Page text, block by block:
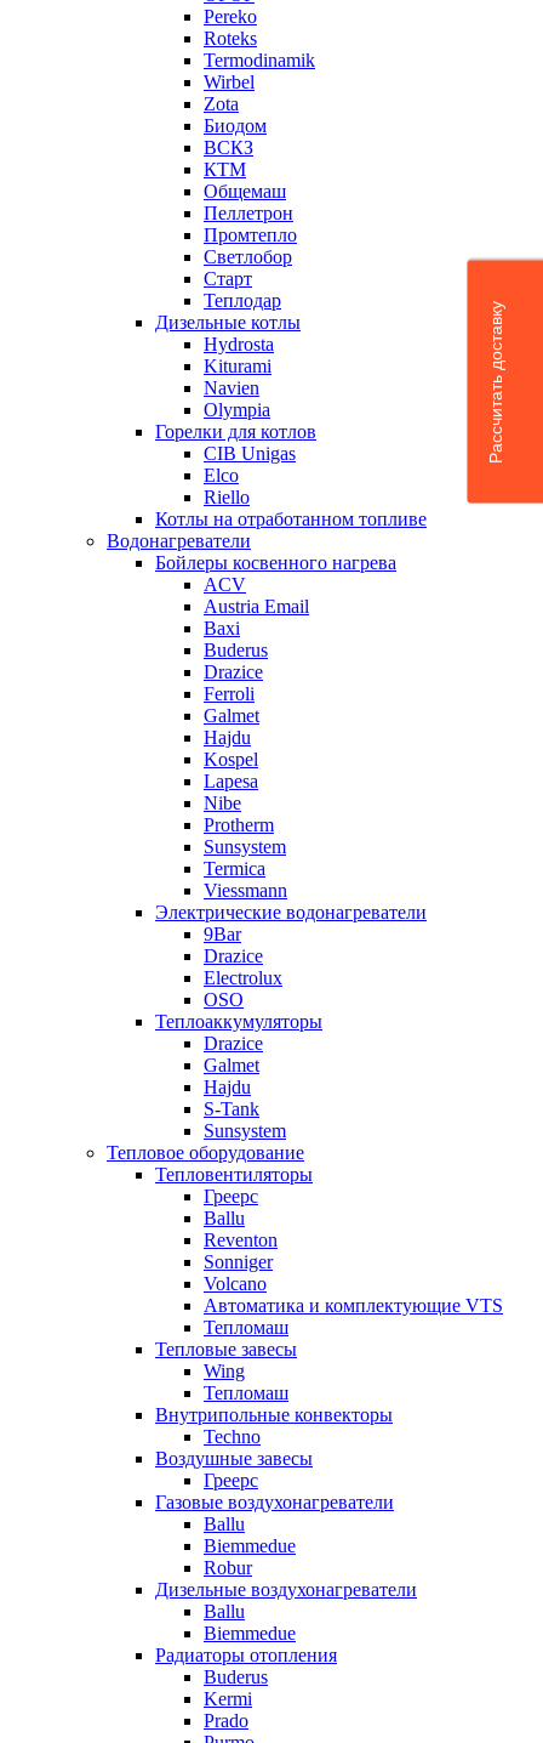
Pereko
Roteks
Termodinamik
Wirbel
Zota
Биодом
ВСКЗ
КТМ
Общемаш
Пеллетрон
Промтепло
Светлобор
Старт
Теплодар
Дизельные котлы
Hydrosta
Kiturami
Navien
Olympia
Горелки для котлов
CIB Unigas
Elco
Riello
Котлы на отработанном топливе
Водонагреватели
Бойлеры косвенного нагрева
ACV
Austria Email
Baxi
Buderus
Drazice
Ferroli
Galmet
Hajdu
Kospel
Lapesa
Nibe
Protherm
Sunsystem
Termica
Viessmann
Электрические водонагреватели
9Bar
Drazice
Electrolux
OSO
Теплоаккумуляторы
Drazice
Galmet
Hajdu
S-Tank
Sunsystem
Тепловое оборудование
Тепловентиляторы
Греерс
Ballu
Reventon
Sonniger
Volcano
Автоматика и комплектующие VTS
Тепломаш
Тепловые завесы
Wing
Тепломаш
Внутрипольные конвекторы
Techno
Воздушные завесы
Греерс
Газовые воздухонагреватели
Ballu
Biemmedue
Robur
Дизельные воздухонагреватели
Ballu
Biemmedue
Радиаторы отопления
Buderus
Kermi
Prado
Рассчитать доставку